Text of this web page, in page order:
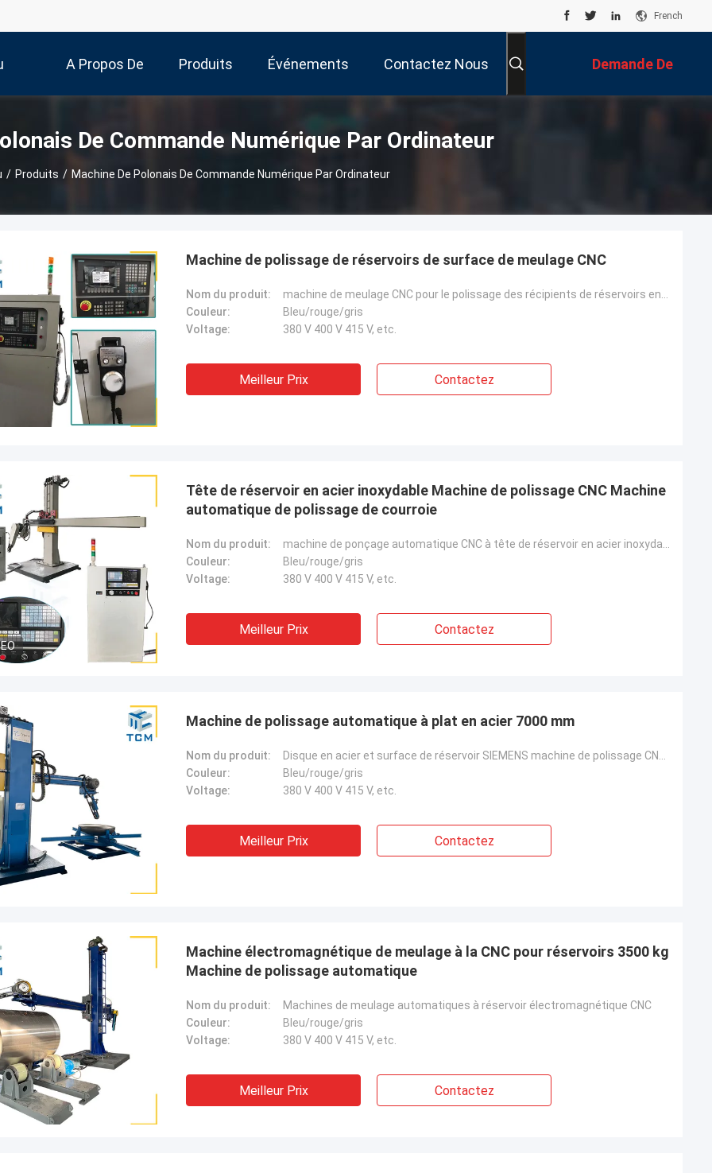
French
A Propos De
Nous
Produits Événements Contactez Nous Demande De
Soumission
De Commande Numérique Par Ordinateur
/ Produits / Machine De Polonais De Commande Numérique Par Ordinateur
Machine de polissage de réservoirs de surface de meulage CNC
Nom du produit:
Couleur:
Bleu/rouge/gris
Voltage:
380 V 400 V 415 V, etc.
Meilleur Prix Contactez
Tête de réservoir en acier inoxydable Machine de polissage CNC Machine
automatique de polissage de courroie
Nom du produit:
Couleur:
Bleu/rouge/gris
Voltage:
380 V 400 V 415 V, etc.
Meilleur Prix Contactez
Machine de polissage automatique à plat en acier 7000 mm
Nom du produit:
Couleur:
Bleu/rouge/gris
Voltage:
380 V 400 V 415 V, etc.
Meilleur Prix Contactez
Machine électromagnétique de meulage à la CNC pour réservoirs 3500 kg
Machine de polissage automatique
Nom du produit:
Machines de meulage automatiques à réservoir électromagnétique CNC
Couleur:
Bleu/rouge/gris
Voltage:
380 V 400 V 415 V, etc.
Meilleur Prix Contactez